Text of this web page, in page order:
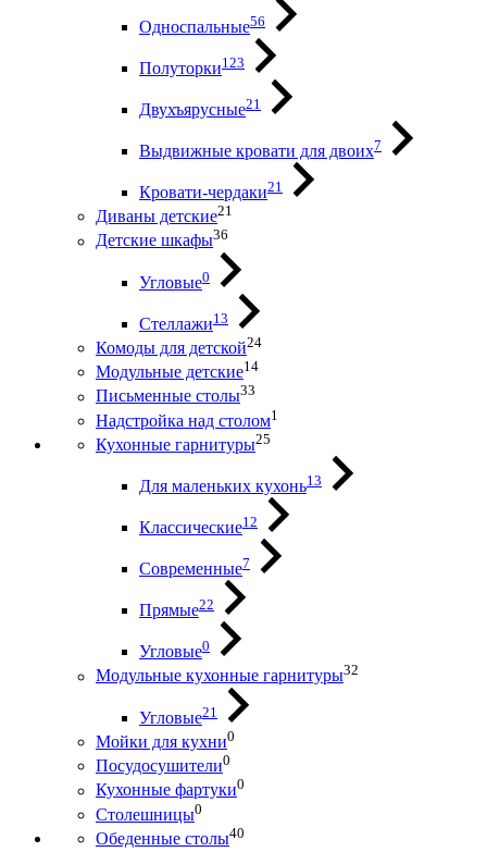
Односпальные56
Полуторки123
Двухъярусные21
Выдвижные кровати для двоих7
Кровати-чердаки21
Диваны детские21
Детские шкафы36
Угловые0
Стеллажи13
Комоды для детской24
Модульные детские14
Письменные столы33
Надстройка над столом1
Кухонные гарнитуры25
Для маленьких кухонь13
Классические12
Современные7
Прямые22
Угловые0
Модульные кухонные гарнитуры32
Угловые21
Мойки для кухни0
Посудосушители0
Кухонные фартуки0
Столешницы0
Обеденные столы40